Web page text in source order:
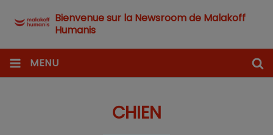
Bienvenue sur la Newsroom de Malakoff
Humanis
MENU
CHIEN